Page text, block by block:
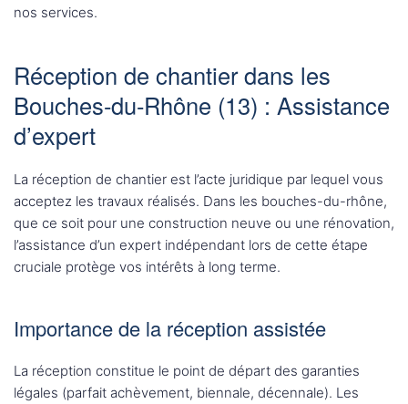
nos services.
Réception de chantier dans les
Bouches-du-Rhône (13) : Assistance
d’expert
La réception de chantier est l’acte juridique par lequel vous
acceptez les travaux réalisés. Dans les bouches-du-rhône,
que ce soit pour une construction neuve ou une rénovation,
l’assistance d’un expert indépendant lors de cette étape
cruciale protège vos intérêts à long terme.
Importance de la réception assistée
La réception constitue le point de départ des garanties
légales (parfait achèvement, biennale, décennale). Les